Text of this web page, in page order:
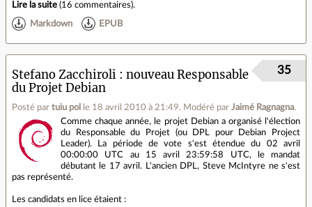
Lire la suite (16 commentaires).
Markdown EPUB
Stefano Zacchiroli : nouveau Responsable
du Projet Debian
Posté par tuiu pol le 18 avril 2010 à 21:49. Modéré par Jaimé Ragnagna.
35
Comme chaque année, le projet Debian a organisé l'élection
du Responsable du Projet (ou DPL pour Debian Project
Leader). La période de vote s'est étendue du 02 avril
00:00:00 UTC au 15 avril 23:59:58 UTC, le mandat
débutant le 17 avril. L'ancien DPL, Steve McIntyre ne s'est
pas représenté.
Les candidats en lice étaient :